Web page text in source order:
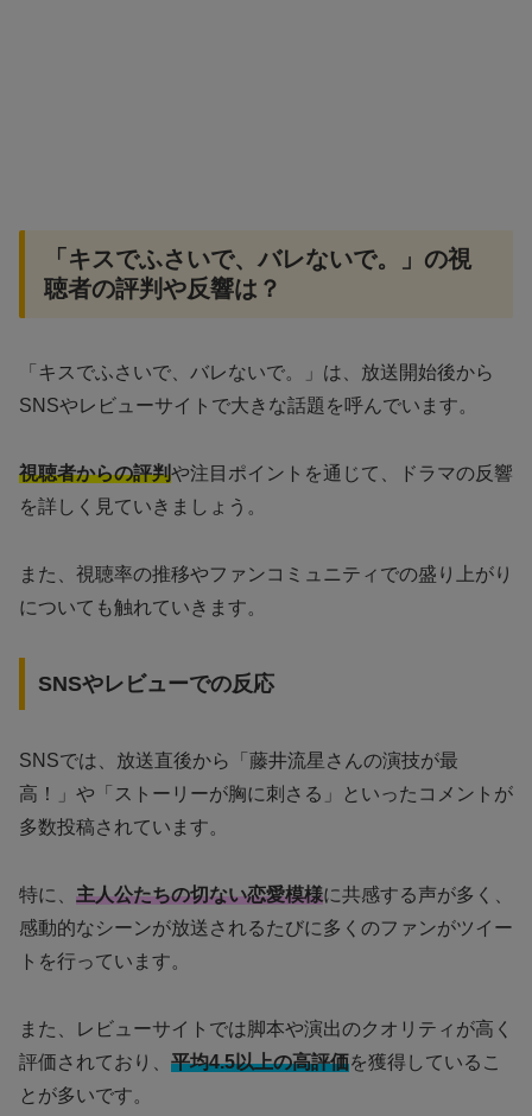
「キスでふさいで、バレないで。」の視
聴者の評判や反響は？
「キスでふさいで、バレないで。」は、放送開始後から
SNSやレビューサイトで大きな話題を呼んでいます。
視聴者からの評判や注目ポイントを通じて、ドラマの反響
を詳しく見ていきましょう。
また、視聴率の推移やファンコミュニティでの盛り上がり
についても触れていきます。
SNSやレビューでの反応
SNSでは、放送直後から「藤井流星さんの演技が最
高！」や「ストーリーが胸に刺さる」といったコメントが
多数投稿されています。
特に、 主人公たちの切ない恋愛模様に共感する声が多く、
感動的なシーンが放送されるたびに多くのファンがツイー
トを行っています。
また、レビューサイトでは脚本や演出のクオリティが高く
評価されており、 平均4.5以上の高評価を獲得しているこ
とが多いです。